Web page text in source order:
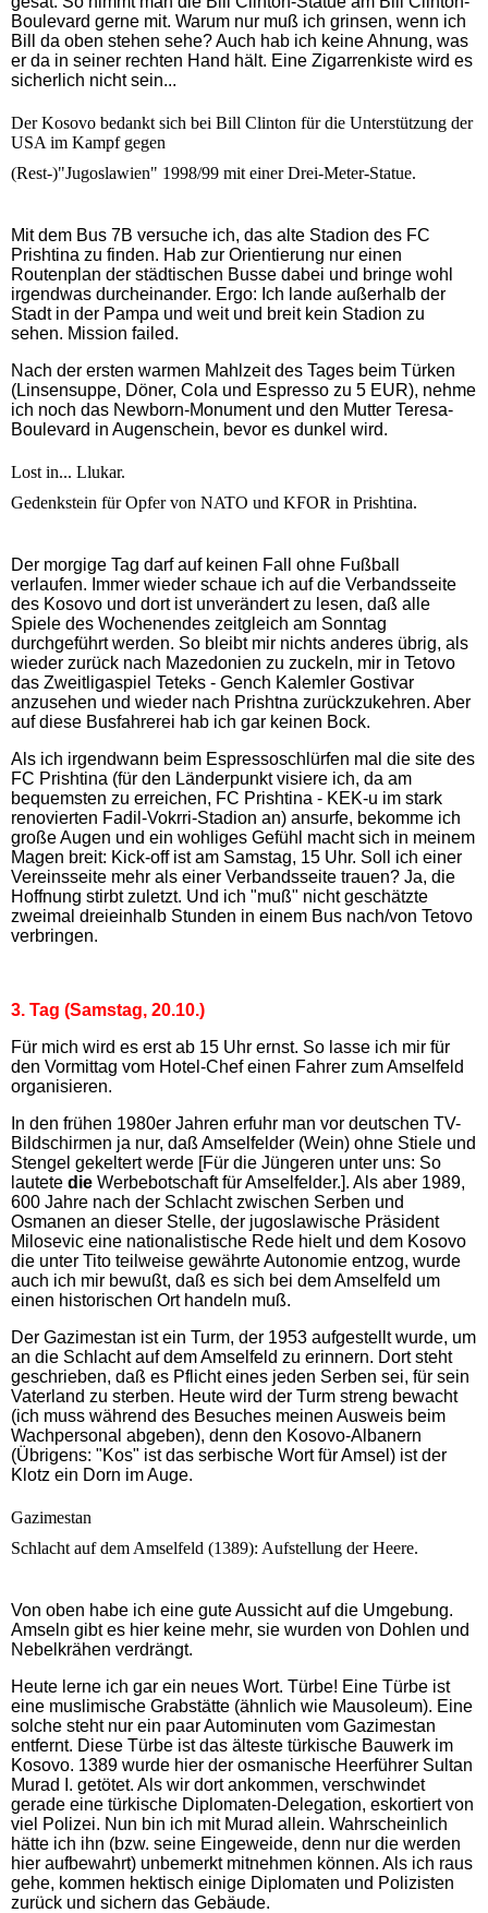
Boulevard gerne mit. Warum nur muß ich grinsen, wenn ich
Bill da oben stehen sehe? Auch hab ich keine Ahnung, was
er da in seiner rechten Hand hält. Eine Zigarrenkiste wird es
sicherlich nicht sein...
Der Kosovo bedankt sich bei Bill Clinton für die Unterstützung der
USA im Kampf gegen
(Rest-)"Jugoslawien" 1998/99 mit einer Drei-Meter-Statue.
Mit dem Bus 7B versuche ich, das alte Stadion des FC
Prishtina zu finden. Hab zur Orientierung nur einen
Routenplan der städtischen Busse dabei und bringe wohl
irgendwas durcheinander. Ergo: Ich lande außerhalb der
Stadt in der Pampa und weit und breit kein Stadion zu
sehen. Mission failed.
Nach der ersten warmen Mahlzeit des Tages beim Türken
(Linsensuppe, Döner, Cola und Espresso zu 5 EUR), nehme
ich noch das Newborn-Monument und den Mutter Teresa-
Boulevard in Augenschein, bevor es dunkel wird.
Lost in... Llukar.
Gedenkstein für Opfer von NATO und KFOR in Prishtina.
Der morgige Tag darf auf keinen Fall ohne Fußball
verlaufen. Immer wieder schaue ich auf die Verbandsseite
des Kosovo und dort ist unverändert zu lesen, daß alle
Spiele des Wochenendes zeitgleich am Sonntag
durchgeführt werden. So bleibt mir nichts anderes übrig, als
wieder zurück nach Mazedonien zu zuckeln, mir in Tetovo
das Zweitligaspiel Teteks - Gench Kalemler Gostivar
anzusehen und wieder nach Prishtna zurückzukehren. Aber
auf diese Busfahrerei hab ich gar keinen Bock.
Als ich irgendwann beim Espressoschlürfen mal die site des
FC Prishtina (für den Länderpunkt visiere ich, da am
bequemsten zu erreichen, FC Prishtina - KEK-u im stark
renovierten Fadil-Vokrri-Stadion an) ansurfe, bekomme ich
große Augen und ein wohliges Gefühl macht sich in meinem
Magen breit: Kick-off ist am Samstag, 15 Uhr. Soll ich einer
Vereinsseite mehr als einer Verbandsseite trauen? Ja, die
Hoffnung stirbt zuletzt. Und ich "muß" nicht geschätzte
zweimal dreieinhalb Stunden in einem Bus nach/von Tetovo
verbringen.
3. Tag (Samstag, 20.10.)
Für mich wird es erst ab 15 Uhr ernst. So lasse ich mir für
den Vormittag vom Hotel-Chef einen Fahrer zum Amselfeld
organisieren.
In den frühen 1980er Jahren erfuhr man vor deutschen TV-
Bildschirmen ja nur, daß Amselfelder (Wein) ohne Stiele und
Stengel gekeltert werde [Für die Jüngeren unter uns: So
lautete die Werbebotschaft für Amselfelder.]. Als aber 1989,
600 Jahre nach der Schlacht zwischen Serben und
Osmanen an dieser Stelle, der jugoslawische Präsident
Milosevic eine nationalistische Rede hielt und dem Kosovo
die unter Tito teilweise gewährte Autonomie entzog, wurde
auch ich mir bewußt, daß es sich bei dem Amselfeld um
einen historischen Ort handeln muß.
Der Gazimestan ist ein Turm, der 1953 aufgestellt wurde, um
an die Schlacht auf dem Amselfeld zu erinnern. Dort steht
geschrieben, daß es Pflicht eines jeden Serben sei, für sein
Vaterland zu sterben. Heute wird der Turm streng bewacht
(ich muss während des Besuches meinen Ausweis beim
Wachpersonal abgeben), denn den Kosovo-Albanern
(Übrigens: "Kos" ist das serbische Wort für Amsel) ist der
Klotz ein Dorn im Auge.
Gazimestan
Schlacht auf dem Amselfeld (1389): Aufstellung der Heere.
Von oben habe ich eine gute Aussicht auf die Umgebung.
Amseln gibt es hier keine mehr, sie wurden von Dohlen und
Nebelkrähen verdrängt.
Heute lerne ich gar ein neues Wort. Türbe! Eine Türbe ist
eine muslimische Grabstätte (ähnlich wie Mausoleum). Eine
solche steht nur ein paar Autominuten vom Gazimestan
entfernt. Diese Türbe ist das älteste türkische Bauwerk im
Kosovo. 1389 wurde hier der osmanische Heerführer Sultan
Murad I. getötet. Als wir dort ankommen, verschwindet
gerade eine türkische Diplomaten-Delegation, eskortiert von
viel Polizei. Nun bin ich mit Murad allein. Wahrscheinlich
hätte ich ihn (bzw. seine Eingeweide, denn nur die werden
hier aufbewahrt) unbemerkt mitnehmen können. Als ich raus
gehe, kommen hektisch einige Diplomaten und Polizisten
zurück und sichern das Gebäude.